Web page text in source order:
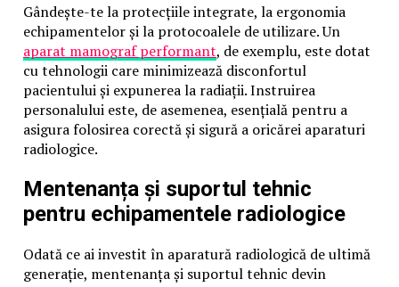
Gândește-te la protecțiile integrate, la ergonomia
echipamentelor și la protocoalele de utilizare. Un
aparat mamograf performant, de exemplu, este dotat
cu tehnologii care minimizează disconfortul
pacientului și expunerea la radiații. Instruirea
personalului este, de asemenea, esențială pentru a
asigura folosirea corectă și sigură a oricărei aparaturi
radiologice.
Mentenanța și suportul tehnic
pentru echipamentele radiologice
Odată ce ai investit în aparatură radiologică de ultimă
generație, mentenanța și suportul tehnic devin